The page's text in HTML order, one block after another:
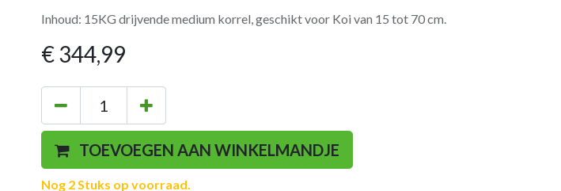
Inhoud: 15KG drijvende medium korrel, geschikt voor Koi van 15 tot 70 cm.
€344,99
TOEVOEGEN AAN WINKELMANDJE
Nog 2 Stuks op voorraad.